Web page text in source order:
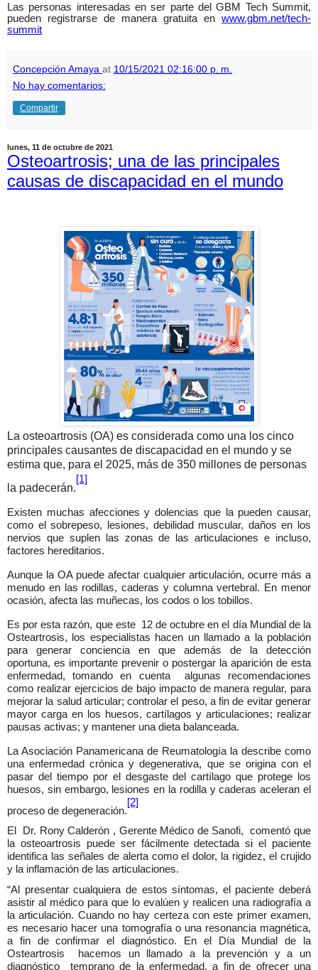
Las personas interesadas en ser parte del GBM Tech Summit,
pueden registrarse de manera gratuita en www.gbm.net/tech-
summit
Concepción Amaya at 10/15/2021 02:16:00 p. m.
No hay comentarios:
Compartir
lunes, 11 de octubre de 2021
Osteoartrosis; una de las principales
causas de discapacidad en el mundo
La osteoartrosis (OA) es considerada como una los cinco
principales causantes de discapacidad en el mundo y se
estima que, para el 2025, más de 350 millones de personas
la padecerán.
[1]
Existen muchas afecciones y dolencias que la pueden causar,
como el sobrepeso, lesiones, debilidad muscular, daños en los
nervios que suplen las zonas de las articulaciones e incluso,
factores hereditarios.
Aunque la OA puede afectar cualquier articulación, ocurre más a
menudo en las rodillas, caderas y columna vertebral. En menor
ocasión, afecta las muñecas, los codos o los tobillos.
Es por esta razón, que este 12 de octubre en el día Mundial de la
Osteartrosis, los especialistas hacen un llamado a la población
para generar conciencia en que además de la detección
oportuna, es importante prevenir o postergar la aparición de esta
enfermedad, tomando en cuenta
algunas recomendaciones
como realizar ejercicios de bajo impacto de manera regular, para
mejorar la salud articular; controlar el peso, a fin de evitar generar
mayor carga en los huesos, cartílagos y articulaciones; realizar
pausas activas; y mantener una dieta balanceada.
La Asociación Panamericana de Reumatología la describe como
una enfermedad crónica y degenerativa, que se origina con el
pasar del tiempo por el desgaste del cartílago que protege los
huesos, sin embargo, lesiones en la rodilla y caderas aceleran el
proceso de degeneración.
[2]
El Dr. Rony Calderón , Gerente Médico de Sanofi,
comentó que
la osteoartrosis puede ser fácilmente detectada si el paciente
identifica las señales de alerta como el dolor, la rigidez, el crujido
y la inflamación de las articulaciones.
“Al presentar cualquiera de estos síntomas, el paciente deberá
asistir al médico para que lo evalúen y realicen una radiografía a
la articulación. Cuando no hay certeza con este primer examen,
es necesario hacer una tomografía o una resonancia magnética,
a fin de confirmar el diagnóstico. En el Día Mundial de la
Osteartrosis
hacemos un llamado a la prevención y a un
diagnóstico
temprano de la enfermedad, a fin de ofrecer una